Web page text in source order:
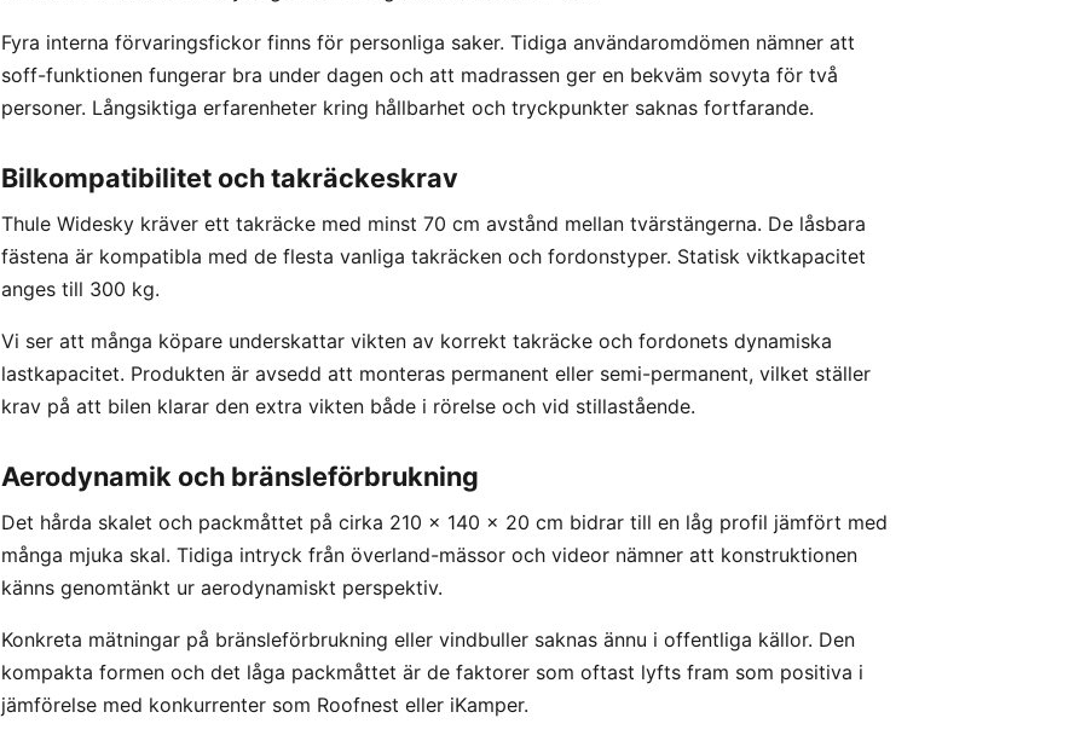
Fyra interna förvaringsfickor finns för personliga saker. Tidiga användaromdömen nämner att
soff-funktionen fungerar bra under dagen och att madrassen ger en bekväm sovyta för två
personer. Långsiktiga erfarenheter kring hållbarhet och tryckpunkter saknas fortfarande.
Bilkompatibilitet och takräckeskrav
Thule Widesky kräver ett takräcke med minst 70 cm avstånd mellan tvärstängerna. De låsbara
fästena är kompatibla med de flesta vanliga takräcken och fordonstyper. Statisk viktkapacitet
anges till 300 kg.
Vi ser att många köpare underskattar vikten av korrekt takräcke och fordonets dynamiska
lastkapacitet. Produkten är avsedd att monteras permanent eller semi-permanent, vilket ställer
krav på att bilen klarar den extra vikten både i rörelse och vid stillastående.
Aerodynamik och bränsleförbrukning
Det hårda skalet och packmåttet på cirka 210 × 140 × 20 cm bidrar till en låg profil jämfört med
många mjuka skal. Tidiga intryck från överland-mässor och videor nämner att konstruktionen
känns genomtänkt ur aerodynamiskt perspektiv.
Konkreta mätningar på bränsleförbrukning eller vindbuller saknas ännu i offentliga källor. Den
kompakta formen och det låga packmåttet är de faktorer som oftast lyfts fram som positiva i
jämförelse med konkurrenter som Roofnest eller iKamper.